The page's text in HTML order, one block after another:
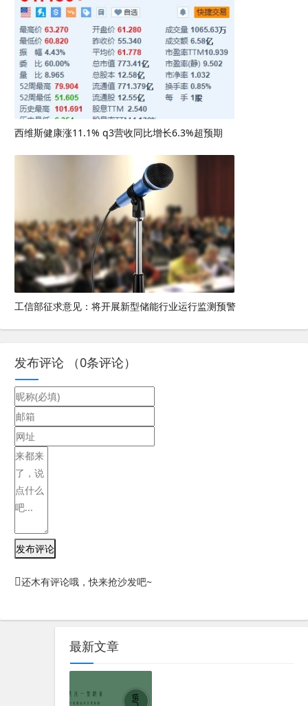
西维斯健康涨11.1% q3营收同比增长6.3%超预期
工信部征求意见：将开展新型储能行业运行监测预警
发布评论 （0条评论）
发布评论
还木有评论哦，快来抢沙发吧~
最新文章